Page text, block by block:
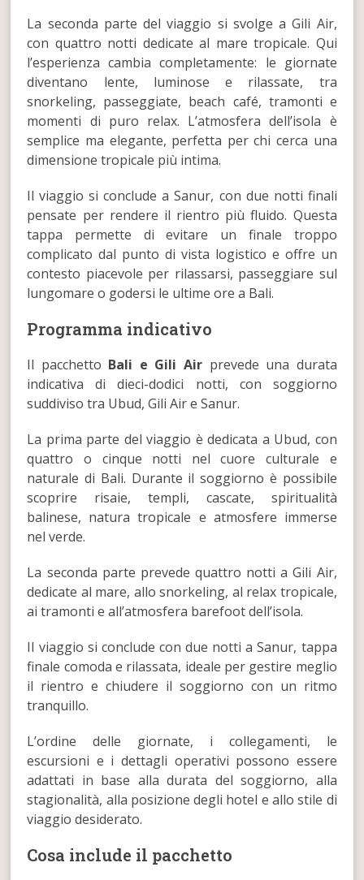
La seconda parte del viaggio si svolge a Gili Air,
con quattro notti dedicate al mare tropicale. Qui
l’esperienza cambia completamente: le giornate
diventano lente, luminose e rilassate, tra
snorkeling, passeggiate, beach café, tramonti e
momenti di puro relax. L’atmosfera dell’isola è
semplice ma elegante, perfetta per chi cerca una
dimensione tropicale più intima.
Il viaggio si conclude a Sanur, con due notti finali
pensate per rendere il rientro più fluido. Questa
tappa permette di evitare un finale troppo
complicato dal punto di vista logistico e offre un
contesto piacevole per rilassarsi, passeggiare sul
lungomare o godersi le ultime ore a Bali.
Programma indicativo
Il pacchetto Bali e Gili Air prevede una durata
indicativa di dieci-dodici notti, con soggiorno
suddiviso tra Ubud, Gili Air e Sanur.
La prima parte del viaggio è dedicata a Ubud, con
quattro o cinque notti nel cuore culturale e
naturale di Bali. Durante il soggiorno è possibile
scoprire risaie, templi, cascate, spiritualità
balinese, natura tropicale e atmosfere immerse
nel verde.
La seconda parte prevede quattro notti a Gili Air,
dedicate al mare, allo snorkeling, al relax tropicale,
ai tramonti e all’atmosfera barefoot dell’isola.
Il viaggio si conclude con due notti a Sanur, tappa
finale comoda e rilassata, ideale per gestire meglio
il rientro e chiudere il soggiorno con un ritmo
tranquillo.
L’ordine delle giornate, i collegamenti, le
escursioni e i dettagli operativi possono essere
adattati in base alla durata del soggiorno, alla
stagionalità, alla posizione degli hotel e allo stile di
viaggio desiderato.
Cosa include il pacchetto